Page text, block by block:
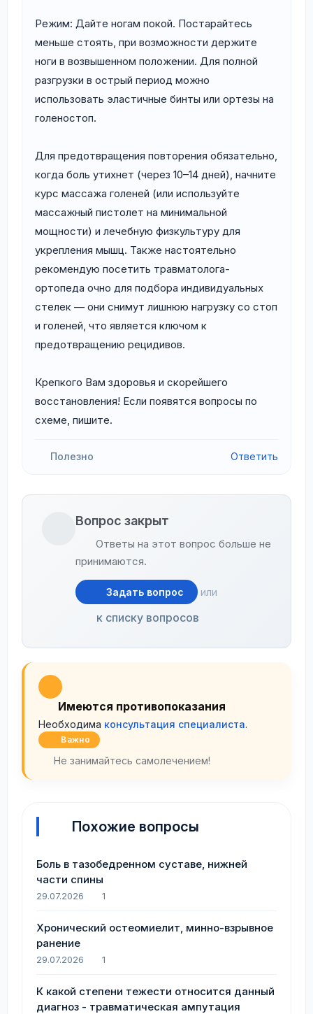
Режим: Дайте ногам покой. Постарайтесь
меньше стоять, при возможности держите
ноги в возвышенном положении. Для полной
разгрузки в острый период можно
использовать эластичные бинты или ортезы на
голеностоп.
Для предотвращения повторения обязательно,
когда боль утихнет (через 10–14 дней), начните
курс массажа голеней (или используйте
массажный пистолет на минимальной
мощности) и лечебную физкультуру для
укрепления мышц. Также настоятельно
рекомендую посетить травматолога-
ортопеда очно для подбора индивидуальных
стелек — они снимут лишнюю нагрузку со стоп
и голеней, что является ключом к
предотвращению рецидивов.
Крепкого Вам здоровья и скорейшего
восстановления! Если появятся вопросы по
схеме, пишите.
Полезно Ответить
Вопрос закрыт
Ответы на этот вопрос больше не
принимаются.
Задать вопрос или
к списку вопросов
Имеются противопоказания
Необходима консультация специалиста.
Важно
Не занимайтесь самолечением!
Похожие вопросы
Боль в тазобедренном суставе, нижней
части спины
29.07.2026 1
Хронический остеомиелит, минно-взрывное
ранение
29.07.2026 1
К какой степени тежести относится данный
диагноз - травматическая ампутация